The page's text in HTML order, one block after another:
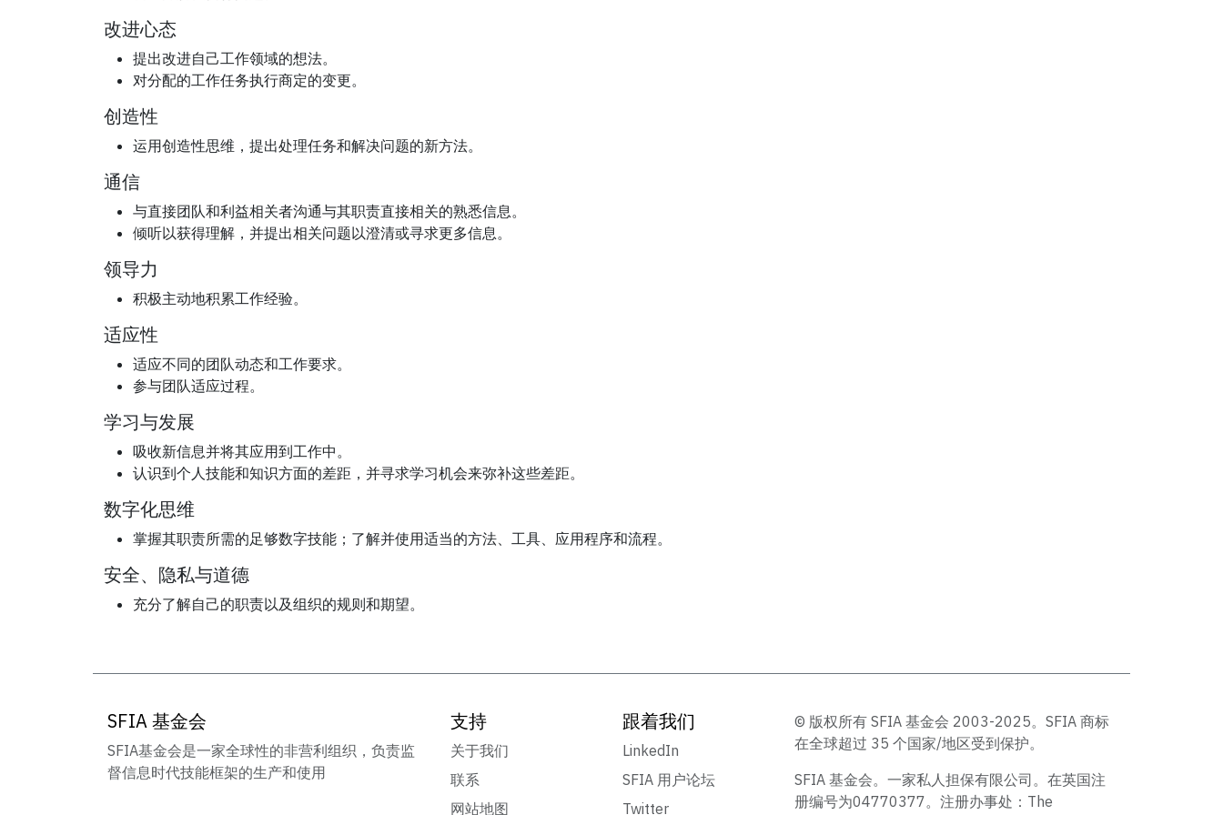
改进心态
提出改进自己工作领域的想法。
对分配的工作任务执行商定的变更。
创造性
运用创造性思维，提出处理任务和解决问题的新方法。
通信
与直接团队和利益相关者沟通与其职责直接相关的熟悉信息。
倾听以获得理解，并提出相关问题以澄清或寻求更多信息。
领导力
积极主动地积累工作经验。
适应性
适应不同的团队动态和工作要求。
参与团队适应过程。
学习与发展
吸收新信息并将其应用到工作中。
认识到个人技能和知识方面的差距，并寻求学习机会来弥补这些差距。
数字化思维
掌握其职责所需的足够数字技能；了解并使用适当的方法、工具、应用程序和流程。
安全、隐私与道德
充分了解自己的职责以及组织的规则和期望。
SFIA 基金会
SFIA基金会是一家全球性的非营利组织，负责监
督信息时代技能框架的生产和使用
支持
关于我们
联系
网站地图
跟着我们
LinkedIn
SFIA 用户论坛
Twitter
© 版权所有 SFIA 基金会 2003-2025。SFIA 商标
在全球超过 35 个国家/地区受到保护。
SFIA 基金会。一家私人担保有限公司。在英国注
册编号为04770377。注册办事处：The